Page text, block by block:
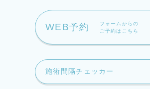
WEB予約
フォームからの
ご予約はこちら
施術間隔チェッカー